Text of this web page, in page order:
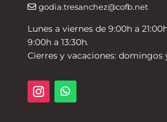
godia.tresanchez@cofb.net
Lunes a viernes de 9:00h a
9:00h a 13:30h.
Cierres y vacaciones: domingos